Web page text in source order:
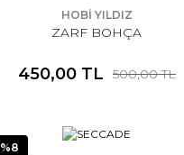
HOBİ YILDIZ
ZARF BOHÇA
450,00 TL 500,00 TL
%8